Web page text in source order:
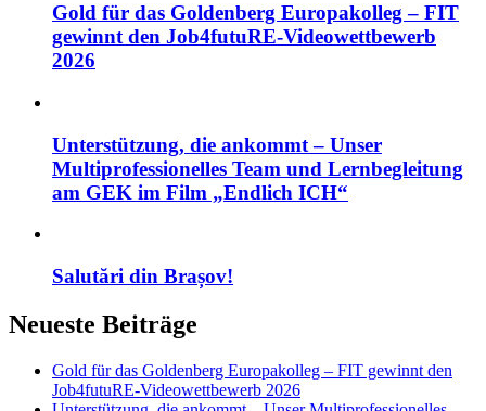
Gold für das Goldenberg Europakolleg – FIT
gewinnt den Job4futuRE-Videowettbewerb
2026
Unterstützung, die ankommt – Unser
Multiprofessionelles Team und Lernbegleitung
am GEK im Film „Endlich ICH“
Salutări din Brașov!
Neueste Beiträge
Gold für das Goldenberg Europakolleg – FIT gewinnt den
Job4futuRE-Videowettbewerb 2026